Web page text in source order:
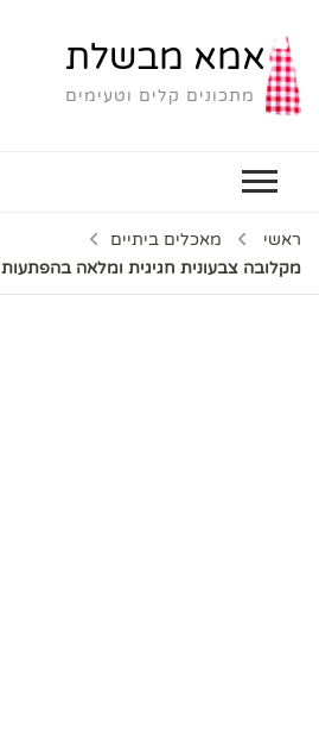
אמא מבשלת
מתכונים קלים וטעימים
ראשי
מאכלים ביתיים
מקלובה צבעונית חגיגית ומלאה בהפתעות